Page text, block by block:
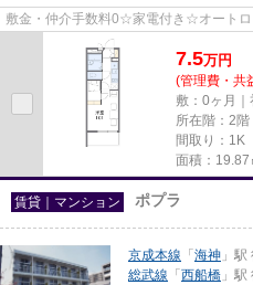
敷金・仲介手数料0☆家電付き☆オート
7.5万円
(管理費・共
敷：0ヶ月｜
所在階：2階
間取り：1K
面積：19.87
賃貸｜マンション ポプラ
京成本線 「 海神 」
総武線 「 西船橋 」